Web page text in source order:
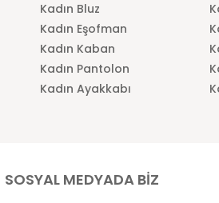
Kadın Bluz
Kadın Eşofman
Kadın Kaban
Kadın Pantolon
Kadın Ayakkabı
SOSYAL MEDYADA BİZ